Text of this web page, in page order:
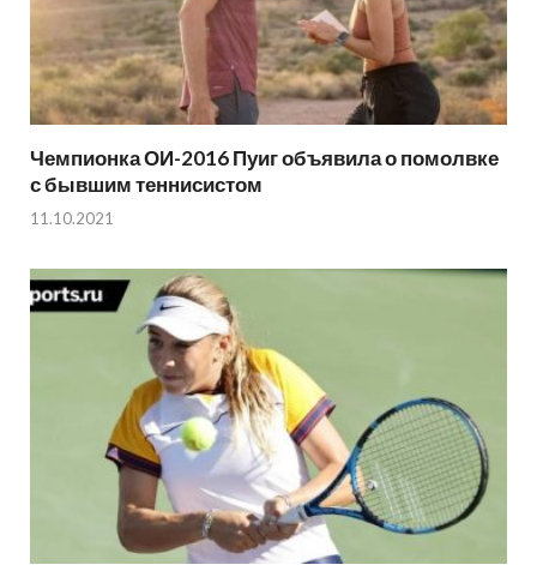
Чемпионка ОИ-2016 Пуиг объявила о помолвке
с бывшим теннисистом
11.10.2021